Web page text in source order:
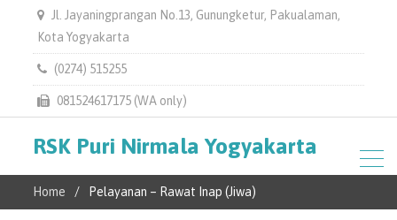
Jl. Jayaningprangan No.13, Gunungketur, Pakualaman,
Kota Yogyakarta
(0274) 515255
081524617175 (WA only)
RSK Puri Nirmala Yogyakarta
Home Pelayanan – Rawat Inap (Jiwa)